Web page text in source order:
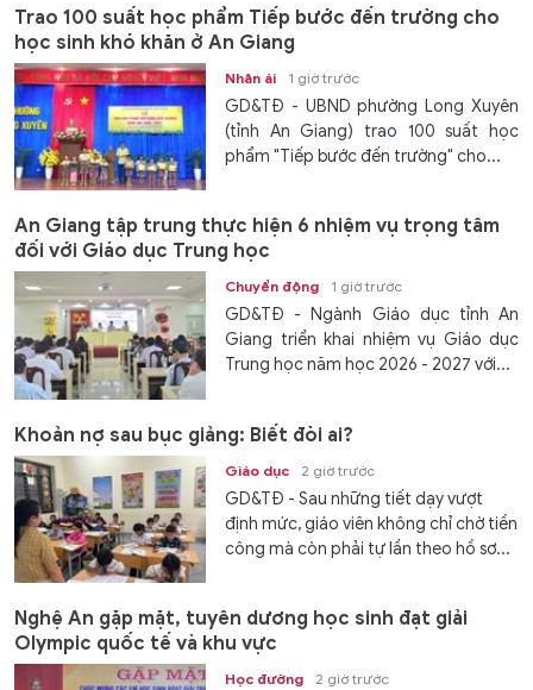
Trao 100 suất học phẩm Tiếp bước đến trường cho
học sinh khó khăn ở An Giang
Nhân ái 1 giờ trước
GD&TĐ - UBND phường Long Xuyên
(tỉnh An Giang) trao 100 suất học
phẩm "Tiếp bước đến trường" cho...
An Giang tập trung thực hiện 6 nhiệm vụ trọng tâm
đối với Giáo dục Trung học
Chuyển động 1 giờ trước
GD&TĐ - Ngành Giáo dục tỉnh An
Giang triển khai nhiệm vụ Giáo dục
Trung học năm học 2026 - 2027 với...
Khoản nợ sau bục giảng: Biết đòi ai?
Giáo dục 2 giờ trước
GD&TĐ - Sau những tiết dạy vượt
định mức, giáo viên không chỉ chờ tiền
công mà còn phải tự lần theo hồ sơ...
Nghệ An gặp mặt, tuyên dương học sinh đạt giải
Olympic quốc tế và khu vực
Học đường 2 giờ trước